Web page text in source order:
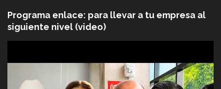
Programa enlace: para llevar a tu empresa al
siguiente nivel (video)